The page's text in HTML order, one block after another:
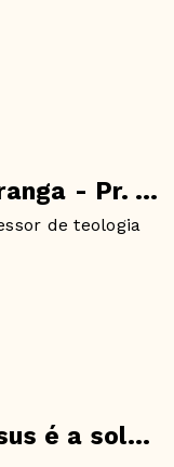
Equipe da IEAD de Sapiranga - Pr. Arnaldo Freitag
de teologia
Equipe do Programa Jesus é a solução